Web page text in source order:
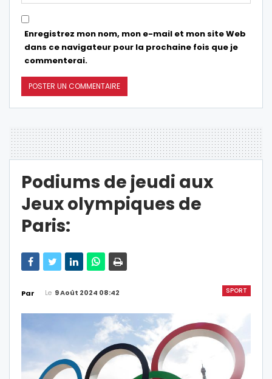
Enregistrez mon nom, mon e-mail et mon site Web
dans ce navigateur pour la prochaine fois que je
commenterai.
Podiums de jeudi aux
Jeux olympiques de
Paris:
SPORT
Par Le 9 Août 2024 08:42